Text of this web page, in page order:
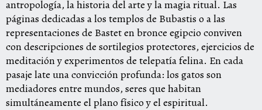
antropología, la historia del arte y la magia ritual. Las
páginas dedicadas a los templos de Bubastis o a las
representaciones de Bastet en bronce egipcio conviven
con descripciones de sortilegios protectores, ejercicios de
meditación y experimentos de telepatía felina. En cada
pasaje late una convicción profunda: los gatos son
mediadores entre mundos, seres que habitan
simultáneamente el plano físico y el espiritual.